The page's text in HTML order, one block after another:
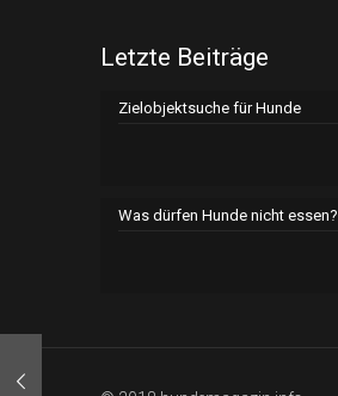
Letzte Beiträge
Zielobjektsuche für Hunde
Was dürfen Hunde nicht essen?